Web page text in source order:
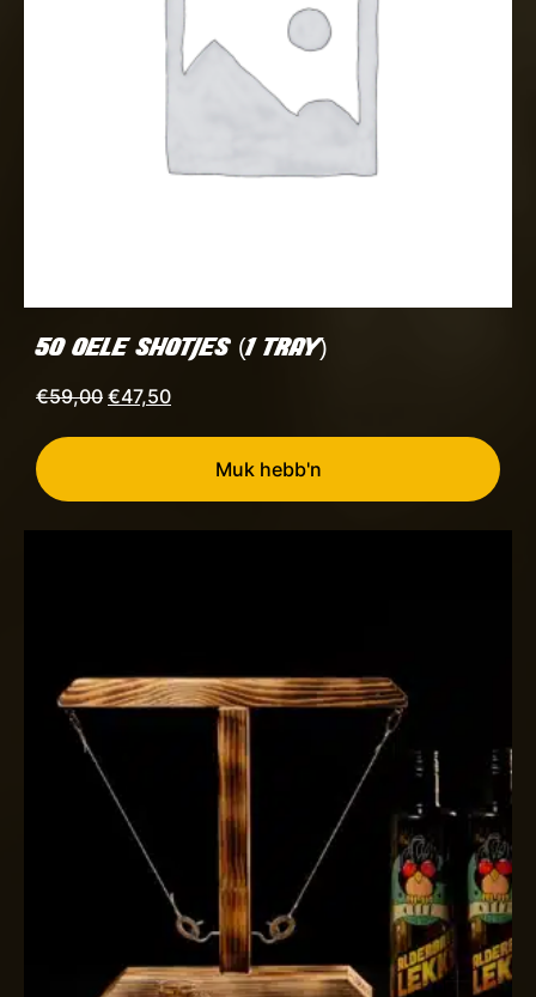
50 OELE SHOTJES (1 TRAY)
€59,00 Oorspronkelijke
€47,50Huidige
Muk hebb'n